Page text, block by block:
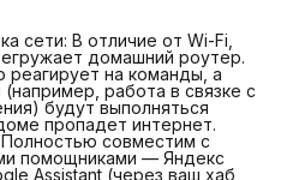
сети: В отличие от Wi-Fi,
домашний роутер.
реагирует на команды, а
работа в связке с
будут выполняться
пропадет интернет.
совместим с
помощниками — Яндекс
Assistant (через ваш хаб